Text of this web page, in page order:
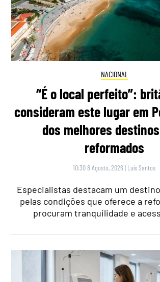
NACIONAL
“É o local perfeito”:
consideram este lugar em
dos melhores
reformados
10:30 8 Agosto, 2026 | Luís Santos
Especialistas destacam um
pelas condições que oferece a
procuram tranquilidade e